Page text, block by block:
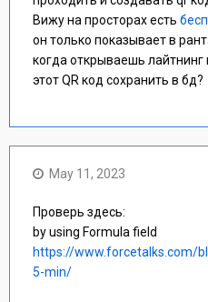
Вижу на просторах есть
он только показывает в
когда открываешь
этот QR код сохранить в бд?
May 11, 2023
Проверь здесь:
by using Formula field
https://www.forcetalks.com/
5-min/